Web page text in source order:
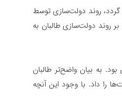
گردد، روند دولت‌سازی توسط
روند دولت‌سازی طالبان به
به بیان واضح‌تر طالبان
را داد. با وجود این آنچه